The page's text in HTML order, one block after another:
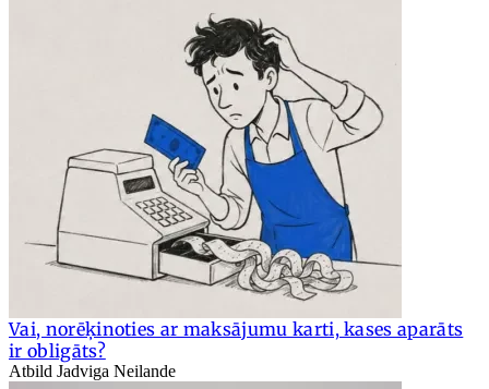
Vai, norēķinoties ar maksājumu karti, kases aparāts
ir obligāts?
Atbild Jadviga Neilande